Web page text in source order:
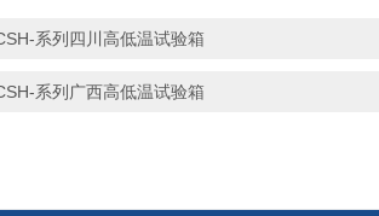
系列四川高低温试验箱
系列广西高低温试验箱